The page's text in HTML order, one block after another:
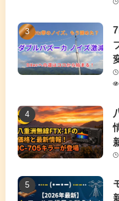
(11)